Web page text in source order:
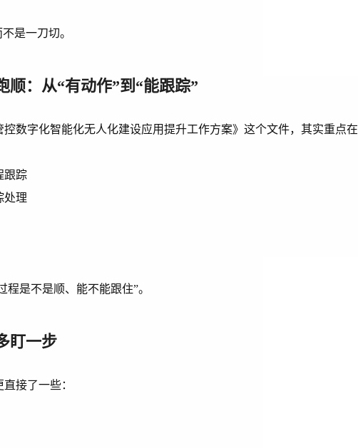
是一刀切。
顺：从“有动作”到“能跟踪”
控数字化智能化无人化建设应用提升工作方案》这个文件，其实重点
跟踪
处理
程是不是顺、能不能跟住”。
盯一步
接了一些：